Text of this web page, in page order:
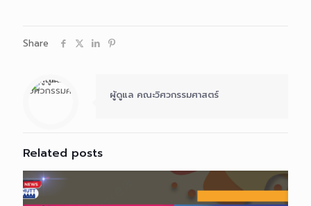
Share
ผู้ดูแล คณะวิศวกรรมศาสตร์
Related posts